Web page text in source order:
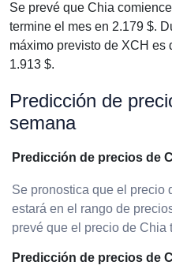
Se prevé que Chia
termine el mes en 2.179 $.
máximo previsto de XCH es
1.913 $.
Predicción de
semana
Predicción de precios de
Se pronostica que el precio
estará en el rango de
prevé que el precio de Chia
Predicción de precios de